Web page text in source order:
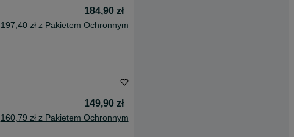
184,90 zł
197,40 zł z Pakietem Ochronnym
149,90 zł
160,79 zł z Pakietem Ochronnym